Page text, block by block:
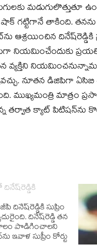
గట్టిగానే తాకింది.
దినేష్‌రెడ్డికి
నియమించేందుకు
వ్యక్తిని
నూతన డిజిపిగా ఏసిబి
ముఖ్యమంత్రి మాత్రం
తర్వాత క్యాట్‌ పిటిషన్‌ను
దినేష్‌రెడ్డికి
దినేష్‌రెడ్డికి సుప్రీం
దినేష్‌రెడ్డి తన
పొడిగించాలని
ఇవాళ సుప్రీం కోర్టు